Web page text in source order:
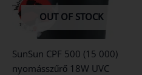
OUT OF STOCK
SunSun CPF 500 (15 000)
nyomásszűrő 18W UVC